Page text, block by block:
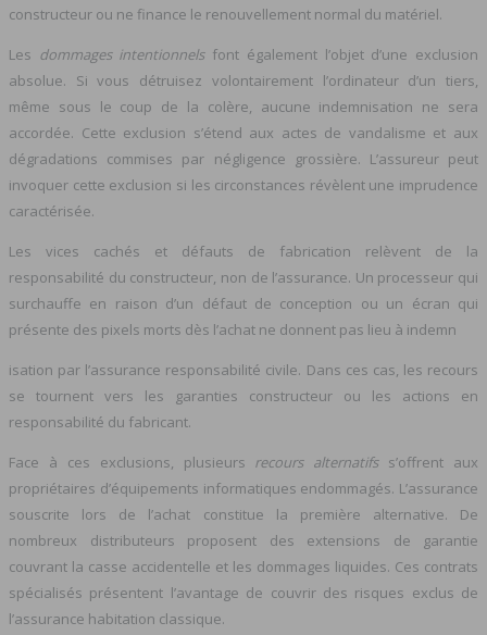
constructeur ou ne finance le renouvellement normal du matériel.
Les dommages intentionnels font également l’objet d’une exclusion
absolue. Si vous détruisez volontairement l’ordinateur d’un tiers,
même sous le coup de la colère, aucune indemnisation ne sera
accordée. Cette exclusion s’étend aux actes de vandalisme et aux
dégradations commises par négligence grossière. L’assureur peut
invoquer cette exclusion si les circonstances révèlent une imprudence
caractérisée.
Les vices cachés et défauts de fabrication relèvent de la
responsabilité du constructeur, non de l’assurance. Un processeur qui
surchauffe en raison d’un défaut de conception ou un écran qui
présente des pixels morts dès l’achat ne donnent pas lieu à indemn
isation par l’assurance responsabilité civile. Dans ces cas, les recours
se tournent vers les garanties constructeur ou les actions en
responsabilité du fabricant.
Face à ces exclusions, plusieurs recours alternatifss’offrent aux
propriétaires d’équipements informatiques endommagés. L’assurance
souscrite lors de l’achat constitue la première alternative. De
nombreux distributeurs proposent des extensions de garantie
couvrant la casse accidentelle et les dommages liquides. Ces contrats
spécialisés présentent l’avantage de couvrir des risques exclus de
l’assurance habitation classique.